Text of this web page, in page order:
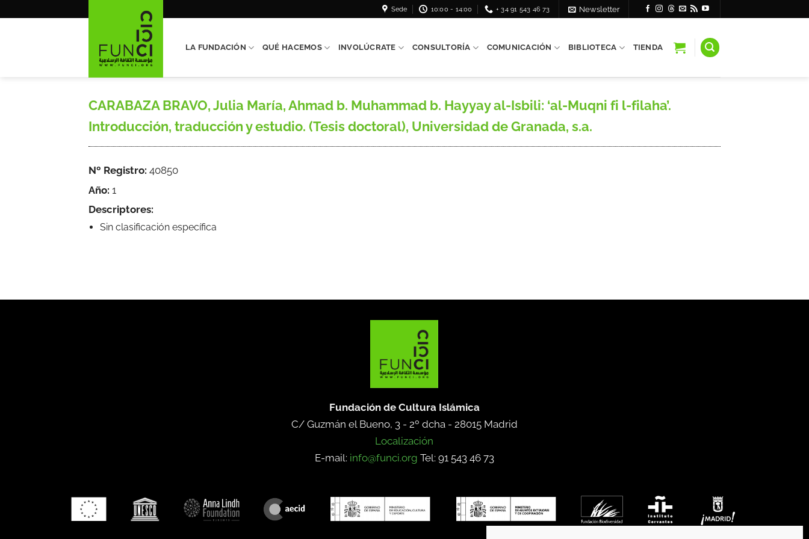
Sede 10:00 - 14:00 + 34 91 543 46 73 Newsletter
LA FUNDACIÓN QUÉ HACEMOS INVOLÚCRATE CONSULTORÍA COMUNICACIÓN BIBLIOTECA TIENDA
CARABAZA BRAVO, Julia María, Ahmad b. Muhammad b. Hayyay al-Isbili: ‘al-Muqni fi l-filaha’.
Introducción, traducción y estudio. (Tesis doctoral), Universidad de Granada, s.a.
Nº Registro: 40850
Año: 1
Descriptores:
Sin clasificación específica
Fundación de Cultura Islámica
C/ Guzmán el Bueno, 3 - 2º dcha - 28015 Madrid
Localización
E-mail: info@funci.org Tel: 91 543 46 73